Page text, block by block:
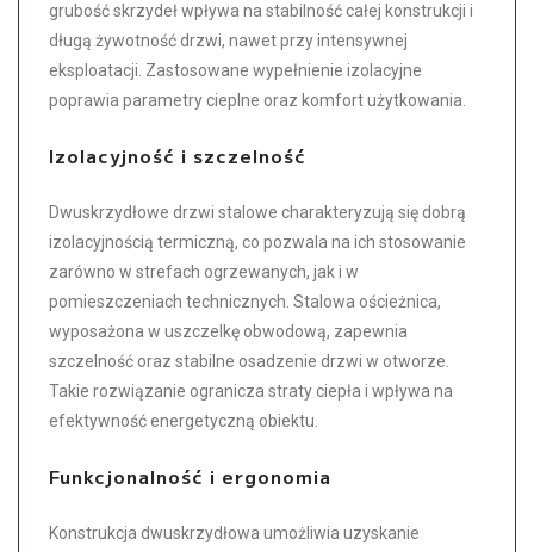
grubość skrzydeł wpływa na stabilność całej konstrukcji i
długą żywotność drzwi, nawet przy intensywnej
eksploatacji. Zastosowane wypełnienie izolacyjne
poprawia parametry cieplne oraz komfort użytkowania.
Izolacyjność i szczelność
Dwuskrzydłowe drzwi stalowe charakteryzują się dobrą
izolacyjnością termiczną, co pozwala na ich stosowanie
zarówno w strefach ogrzewanych, jak i w
pomieszczeniach technicznych. Stalowa ościeżnica,
wyposażona w uszczelkę obwodową, zapewnia
szczelność oraz stabilne osadzenie drzwi w otworze.
Takie rozwiązanie ogranicza straty ciepła i wpływa na
efektywność energetyczną obiektu.
Funkcjonalność i ergonomia
Konstrukcja dwuskrzydłowa umożliwia uzyskanie